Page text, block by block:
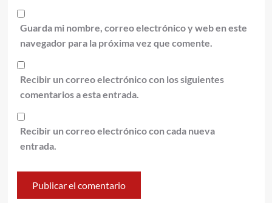
Guarda mi nombre, correo electrónico y web en este
navegador para la próxima vez que comente.
Recibir un correo electrónico con los siguientes
comentarios a esta entrada.
Recibir un correo electrónico con cada nueva
entrada.